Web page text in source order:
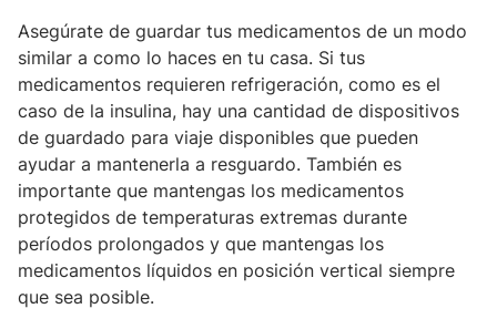
Asegúrate de guardar tus medicamentos de un modo
similar a como lo haces en tu casa. Si tus
medicamentos requieren refrigeración, como es el
caso de la insulina, hay una cantidad de dispositivos
de guardado para viaje disponibles que pueden
ayudar a mantenerla a resguardo. También es
importante que mantengas los medicamentos
protegidos de temperaturas extremas durante
períodos prolongados y que mantengas los
medicamentos líquidos en posición vertical siempre
que sea posible.